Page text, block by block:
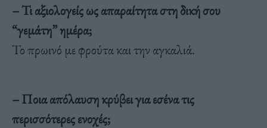
– Τι αξιολογείς ως απαραίτητα στη δική σου
“γεμάτη” ημέρα;
Το πρωινό με φρούτα και την αγκαλιά.
– Ποια απόλαυση κρύβει για εσένα τις
περισσότερες ενοχές;